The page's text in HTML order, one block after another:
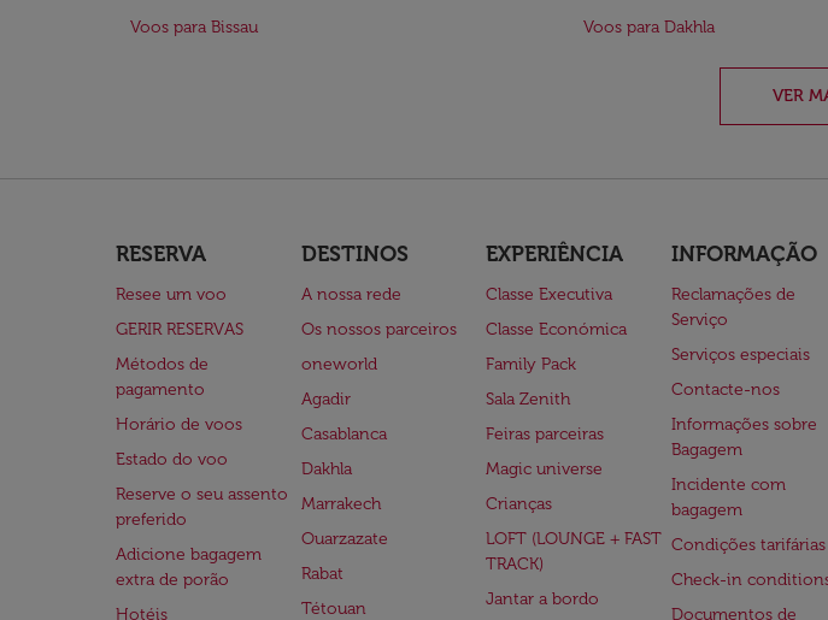
Voos para Bissau
Voos para Dakhla
VER
RESERVA
Resee um voo
GERIR RESERVAS
Métodos de
pagamento
Horário de voos
Estado do voo
Reserve o seu assento
preferido
Adicione bagagem
extra de porão
Hotéis
DESTINOS
A nossa rede
Os nossos parceiros
oneworld
Agadir
Casablanca
Dakhla
Marrakech
Ouarzazate
Rabat
Tétouan
EXPERIÊNCIA
Classe Executiva
Classe Económica
Family Pack
Sala Zenith
Feiras parceiras
Magic universe
Crianças
LOFT (LOUNGE + FAST
TRACK)
Jantar a bordo
INFORMAÇÃO
Reclamações de
Serviço
Serviços especiais
Contacte-nos
Informações sobre
Bagagem
Incidente com
bagagem
Condições tarifárias
Check-in
Documentos de